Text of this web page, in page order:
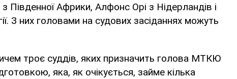
Південної Африки, Алфонс Орі з Нідерландів і
З них головами на судових засіданнях можуть
троє суддів, яких призначить голова МТКЮ
яка, як очікується, займе кілька